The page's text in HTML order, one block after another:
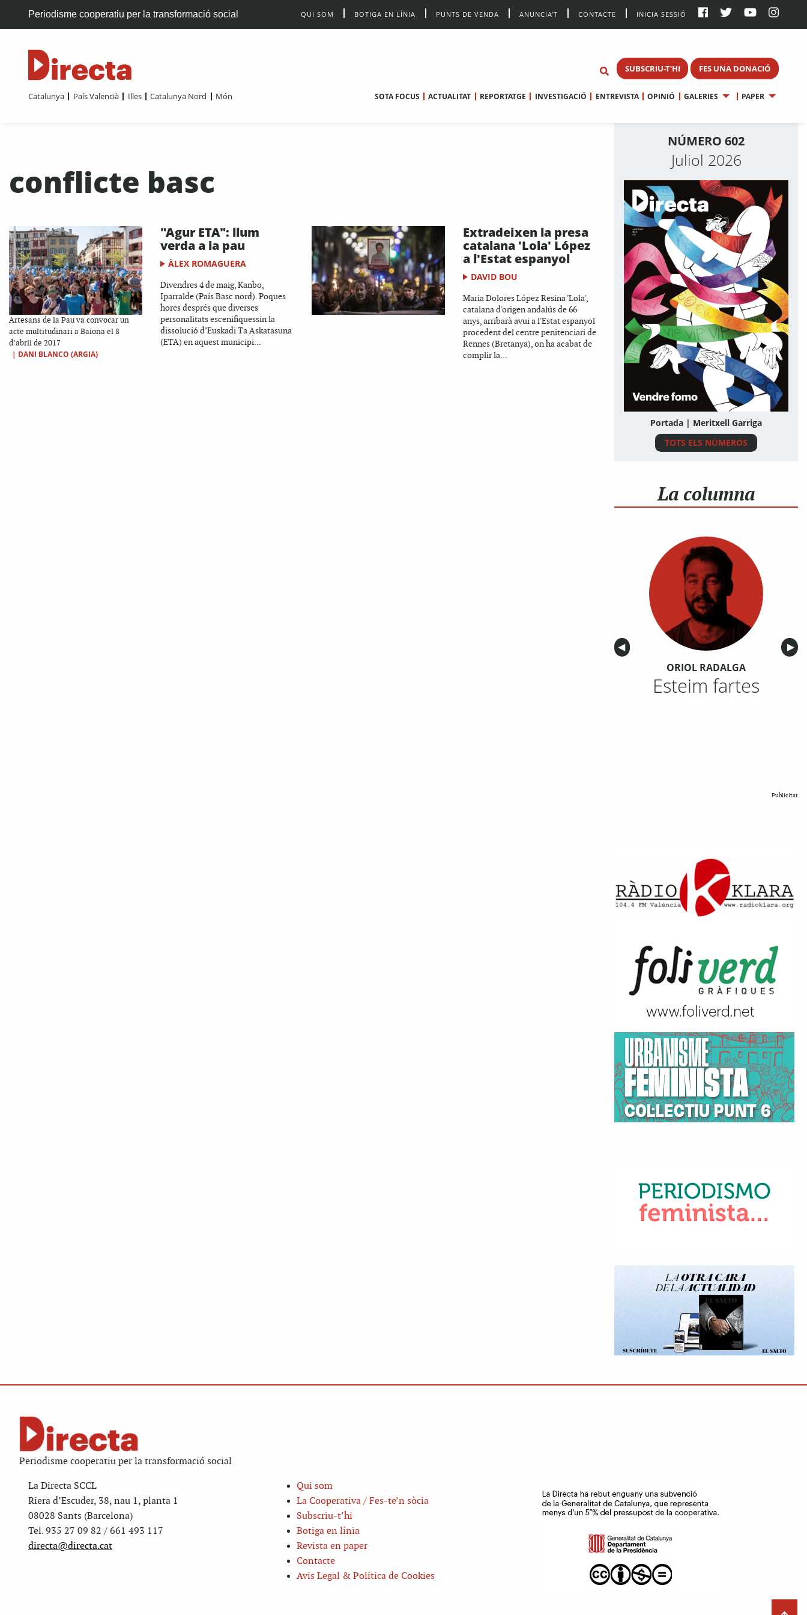
Periodisme cooperatiu per la transformació social QUI SOM BOTIGA EN LÍNIA PUNTS DE VENDA ANUNCIA’T CONTACTE INICIA SESSIÓ
SUBSCRIU-T'HI FES UNA DONACIÓ
Catalunya País Valencià Illes Catalunya Nord Món SOTA FOCUS ACTUALITAT REPORTATGE INVESTIGACIÓ ENTREVISTA OPINIÓ GALERIES PAPER
conflicte basc
Artesans de la Pau va convocar un
acte multitudinari a Baiona el 8
d’abril de 2017
| DANI BLANCO (ARGIA)
"Agur ETA": llum
verda a la pau
ÀLEX ROMAGUERA
Divendres 4 de maig, Kanbo,
Iparralde (País Basc nord). Poques
hores després que diverses
personalitats escenifiquessin la
dissolució d’Euskadi Ta Askatasuna
(ETA) en aquest municipi...
Extradeixen la presa
catalana 'Lola' López
a l'Estat espanyol
DAVID BOU
Maria Dolores López Resina 'Lola',
catalana d'origen andalús de 66
anys, arribarà avui a l'Estat espanyol
procedent del centre penitenciari de
Rennes (Bretanya), on ha acabat de
complir la...
NÚMERO 602
Juliol 2026
Portada | Meritxell Garriga
TOTS ELS NÚMEROS
La columna
Anterior
◀︎ ▶︎
ORIOL RADALGA
Esteim fartes
Publicitat
Periodisme cooperatiu per la transformació social
La Directa SCCL
Riera d’Escuder, 38, nau 1, planta 1
08028 Sants (Barcelona)
Tel. 935 27 09 82 / 661 493 117
directa@directa.cat
Qui som
La Cooperativa / Fes-te’n sòcia
Subscriu-t’hi
Botiga en línia
Revista en paper
Contacte
Avis Legal & Política de Cookies